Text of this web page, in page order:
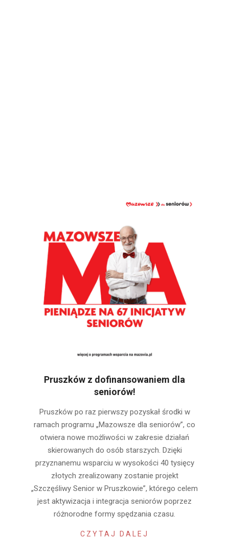
Pruszków z dofinansowaniem dla
seniorów!
04-
25
Pruszków po raz pierwszy pozyskał środki w
ramach programu „Mazowsze dla seniorów”, co
otwiera nowe możliwości w zakresie działań
skierowanych do osób starszych. Dzięki
przyznanemu wsparciu w wysokości 40 tysięcy
złotych zrealizowany zostanie projekt
„Szczęśliwy Senior w Pruszkowie”, którego celem
jest aktywizacja i integracja seniorów poprzez
różnorodne formy spędzania czasu.
CZYTAJ DALEJ